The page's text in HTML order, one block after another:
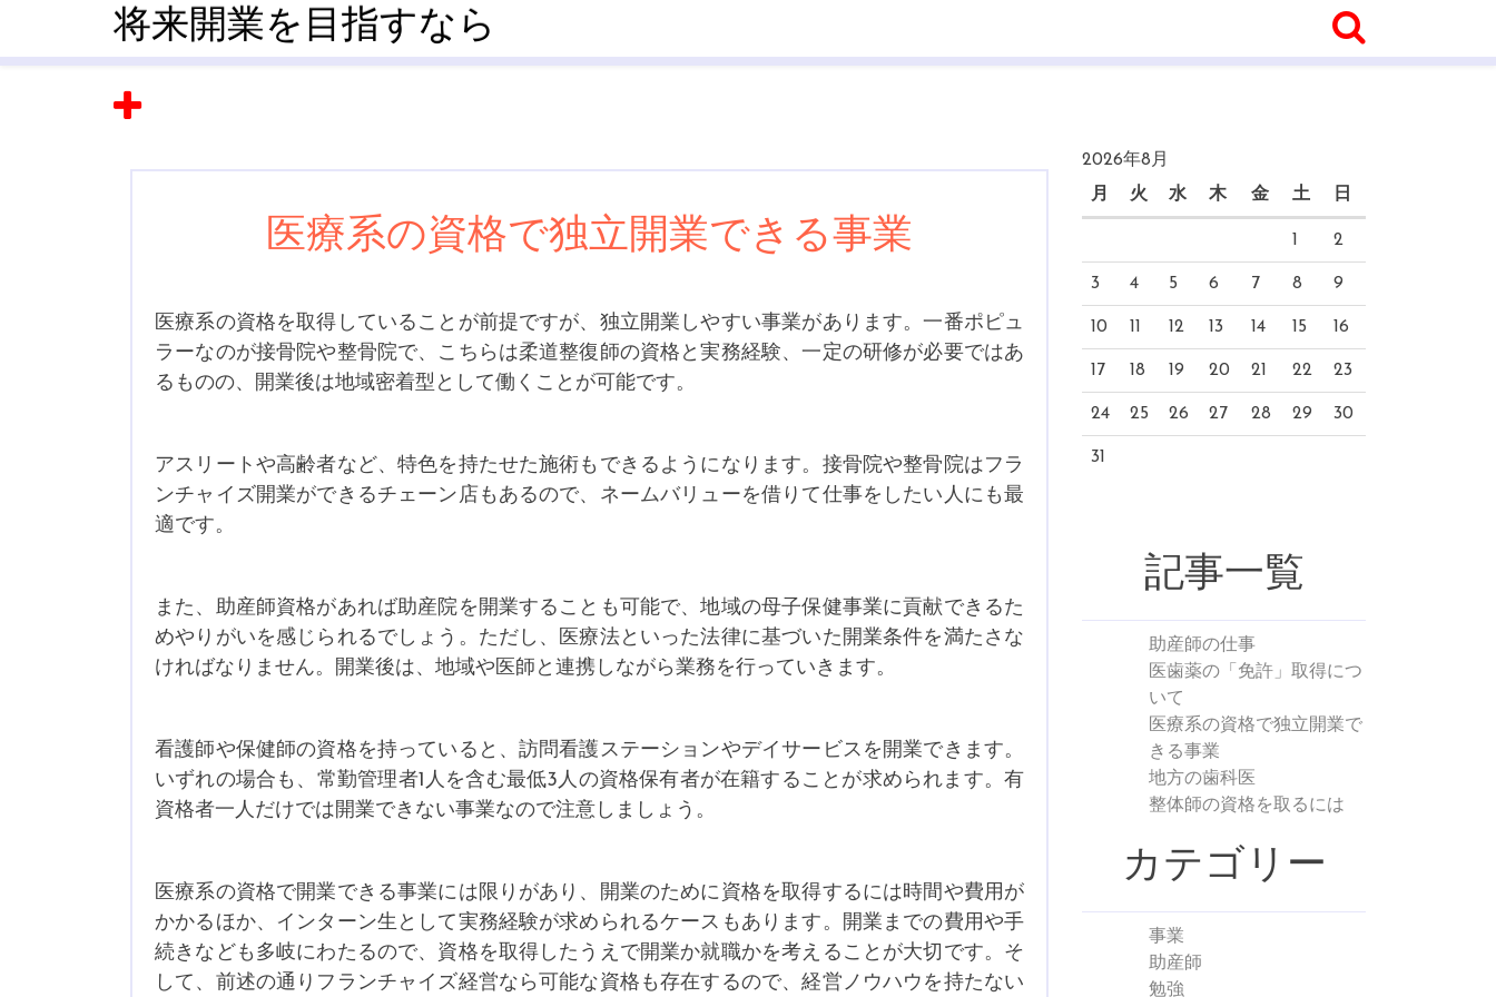
将来開業を目指すなら
医療系の資格で独立開業できる事業
医療系の資格を取得していることが前提ですが、独立開業しやすい事業があります。一番ポピュ
ラーなのが接骨院や整骨院で、こちらは柔道整復師の資格と実務経験、一定の研修が必要ではあ
るものの、開業後は地域密着型として働くことが可能です。
アスリートや高齢者など、特色を持たせた施術もできるようになります。接骨院や整骨院はフラ
ンチャイズ開業ができるチェーン店もあるので、ネームバリューを借りて仕事をしたい人にも最
適です。
また、助産師資格があれば助産院を開業することも可能で、地域の母子保健事業に貢献できるた
めやりがいを感じられるでしょう。ただし、医療法といった法律に基づいた開業条件を満たさな
ければなりません。開業後は、地域や医師と連携しながら業務を行っていきます。
看護師や保健師の資格を持っていると、訪問看護ステーションやデイサービスを開業できます。
いずれの場合も、常勤管理者1人を含む最低3人の資格保有者が在籍することが求められます。有
資格者一人だけでは開業できない事業なので注意しましょう。
医療系の資格で開業できる事業には限りがあり、開業のために資格を取得するには時間や費用が
かかるほか、インターン生として実務経験が求められるケースもあります。開業までの費用や手
続きなども多岐にわたるので、資格を取得したうえで開業か就職かを考えることが大切です。そ
して、前述の通りフランチャイズ経営なら可能な資格も存在するので、経営ノウハウを持たない
2026年8月
月
火 水 木 金 土 日
1 2
3 4 5 6 7 8 9
10 11 12 13 14 15 16
17 18 19 20 21 22 23
24 25 26 27 28 29 30
31
記事一覧
助産師の仕事
医歯薬の「免許」取得につ
いて
医療系の資格で独立開業で
きる事業
地方の歯科医
整体師の資格を取るには
カテゴリー
事業
助産師
勉強